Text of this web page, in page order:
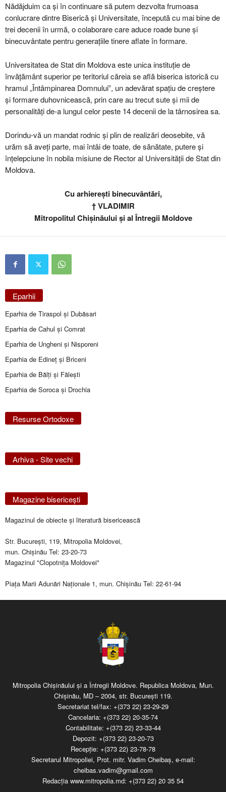
Nădăjduim ca și în continuare să putem dezvolta frumoasa
conlucrare dintre Biserică și Universitate, începută cu mai bine de
trei decenii în urmă, o colaborare care aduce roade bune și
binecuvântate pentru generațiile tinere aflate în formare.
Universitatea de Stat din Moldova este unica instituție de
învățământ superior pe teritoriul căreia se află biserica istorică cu
hramul „Întâmpinarea Domnului”, un adevărat spațiu de creștere
și formare duhovnicească, prin care au trecut sute și mii de
personalități de-a lungul celor peste 14 decenii de la târnosirea sa.
Dorindu-vă un mandat rodnic și plin de realizări deosebite, vă
urăm să aveți parte, mai întâi de toate, de sănătate, putere și
înțelepciune în nobila misiune de Rector al Universității de Stat din
Moldova.
Cu arhierești binecuvântări,
† VLADIMIR
Mitropolitul Chișinăului și al Întregii Moldove
Eparhii
Eparhia de Tiraspol și Dubăsari
Eparhia de Cahul și Comrat
Eparhia de Ungheni și Nisporeni
Eparhia de Edineţ şi Briceni
Eparhia de Bălţi şi Făleşti
Eparhia de Soroca și Drochia
Resurse Ortodoxe
Arhiva - Site vechi
Magazine bisericeşti
Magazinul de obiecte şi literatură bisericească
Str. Bucureşti, 119, Mitropolia Moldovei,
mun. Chişinău Tel: 23-20-73
Magazinul "Clopotniţa Moldovei"
Piaţa Marii Adunări Naţionale 1, mun. Chişinău Tel: 22-61-94
Mitropolia Chişinăului şi a Întregii Moldove. Republica Moldova, Mun.
Chişinău, MD – 2004, str. Bucureşti 119.
Secretariat tel/fax: +(373 22) 23-29-29
Cancelaria: +(373 22) 20-35-74
Contabilitate: +(373 22) 23-33-44
Depozit: +(373 22) 23-20-73
Recepţie: +(373 22) 23-78-78
Secretarul Mitropoliei, Prot. mitr. Vadim Cheibaş, e-mail:
cheibas.vadim@gmail.com
Redacția www.mitropolia.md: +(373 22) 20 35 54